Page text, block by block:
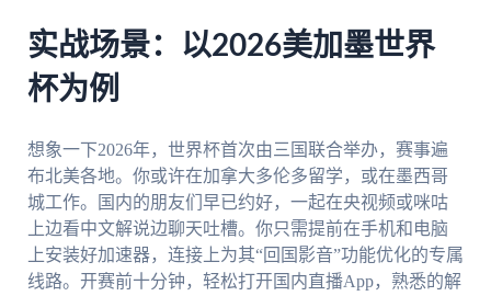
实战场景：以2026美加墨世界
杯为例
想象一下2026年，世界杯首次由三国联合举办，赛事遍
布北美各地。你或许在加拿大多伦多留学，或在墨西哥
城工作。国内的朋友们早已约好，一起在央视频或咪咕
上边看中文解说边聊天吐槽。你只需提前在手机和电脑
上安装好加速器，连接上为其“回国影音”功能优化的专属
线路。开赛前十分钟，轻松打开国内直播App，熟悉的解